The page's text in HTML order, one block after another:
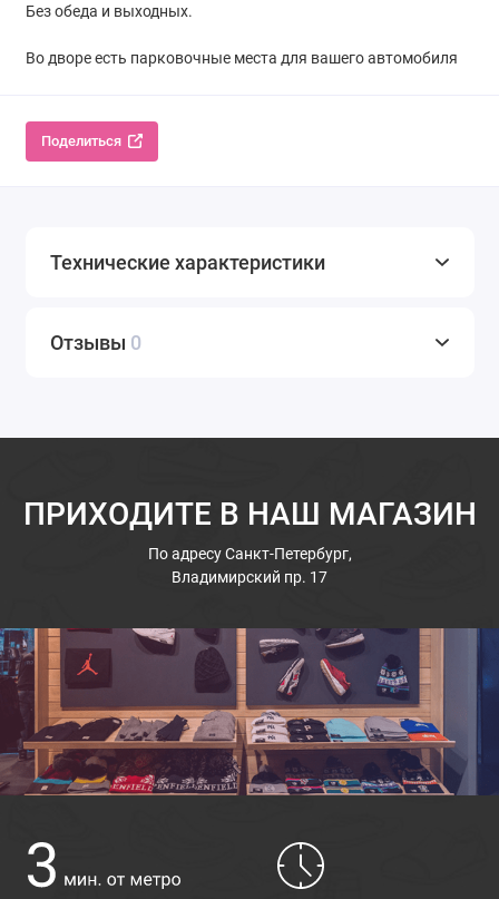
Без обеда и выходных.
Во дворе есть парковочные места для вашего автомобиля
Поделиться
Технические характеристики
Отзывы 0
ПРИХОДИТЕ В НАШ МАГАЗИН
По адресуСанкт-Петербург,
Владимирский пр. 17